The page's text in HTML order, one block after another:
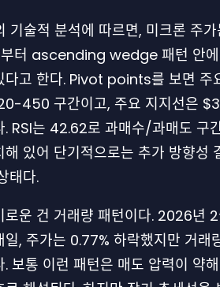
기술적 분석에 따르면, 미크론 주
터 ascending wedge 패턴 안
다고 한다. Pivot points를 보면 주
450 구간이고, 주요 지지선은
RSI는 42.62로 과매수/과매도 구
해 있어 단기적으로는 추가 방향성
태다.
로운 건 거래량 패턴이다. 2026년
일, 주가는 0.77% 하락했지만 거래
. 보통 이런 패턴은 매도 압력이 약